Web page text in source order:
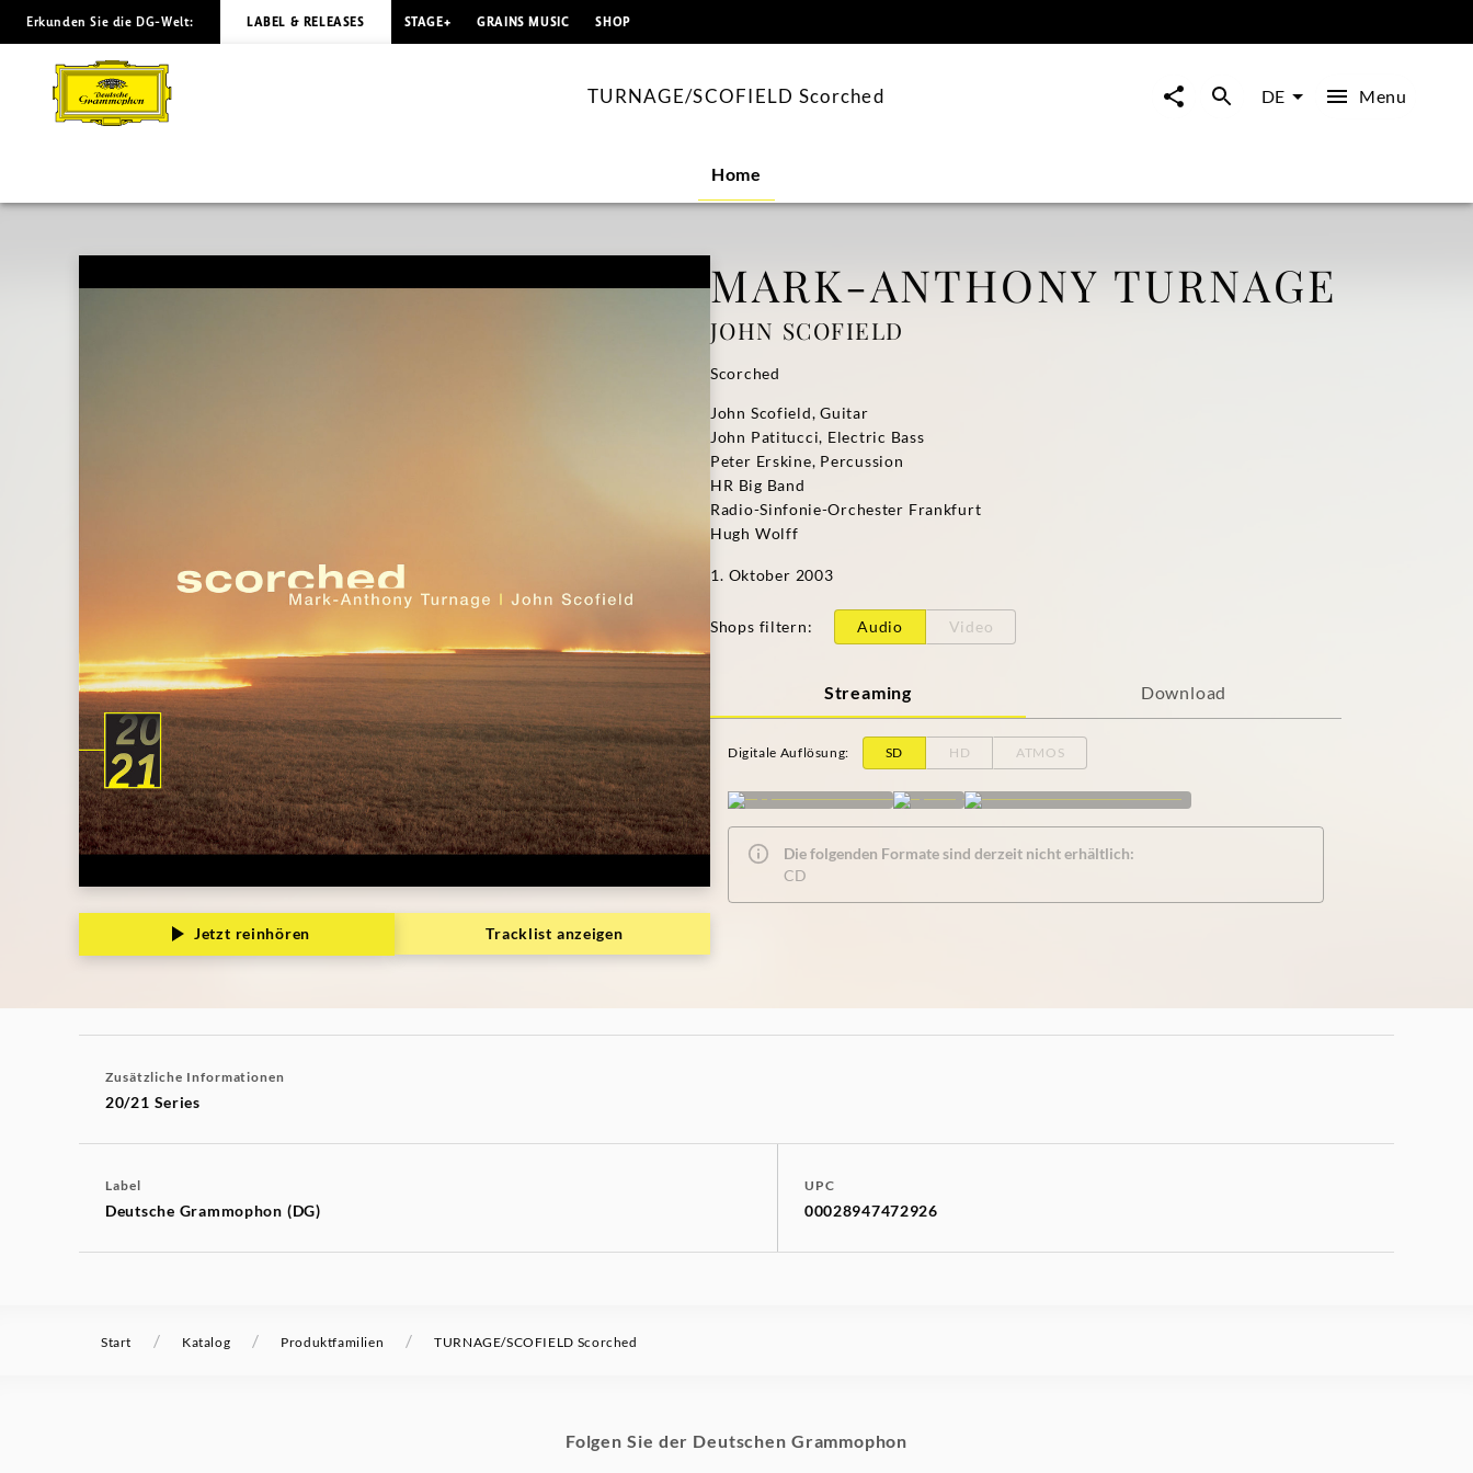
TURNAGE/SCOFIELD
Scorched
Deutsche
Grammophon
Erkunden Sie die DG-Welt: LABEL & RELEASES STAGE+ GRAINS MUSIC SHOP
TURNAGE/SCOFIELD Scorched DE Menu
Home
Jetzt reinhören Tracklist anzeigen
MARK-ANTHONY TURNAGE
JOHN SCOFIELD
Scorched
John Scofield, Guitar
John Patitucci, Electric Bass
Peter Erskine, Percussion
HR Big Band
Radio-Sinfonie-Orchester Frankfurt
Hugh Wolff
1. Oktober 2003
Shops filtern: Audio Video
Streaming Download
Digitale Auflösung: SD HD ATMOS
Die folgenden Formate sind derzeit nicht erhältlich:
CD
Zusätzliche Informationen
20/21 Series
Label
Deutsche Grammophon (DG)
UPC
00028947472926
Start / Katalog / Produktfamilien / TURNAGE/SCOFIELD Scorched
Folgen Sie der Deutschen Grammophon